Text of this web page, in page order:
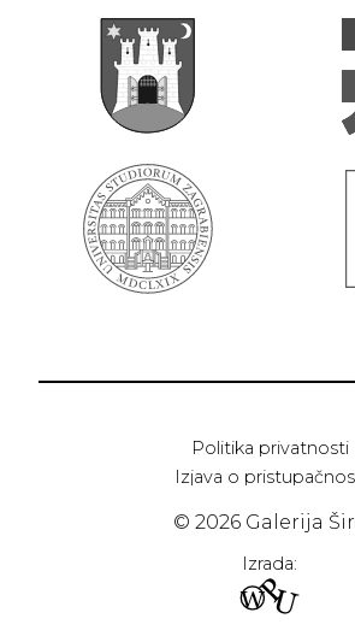
Politika privatnosti
Izjava o
© 2026 Galerija
Izrada: